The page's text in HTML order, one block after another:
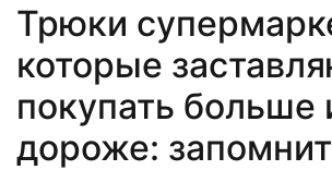
Трюки
которые
покупать больше
дороже: